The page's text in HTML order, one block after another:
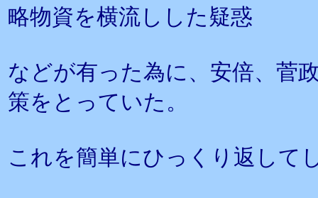
略物資を横流しした疑惑
などが有った為に、安倍、菅
策をとっていた。
これを簡単にひっくり返して